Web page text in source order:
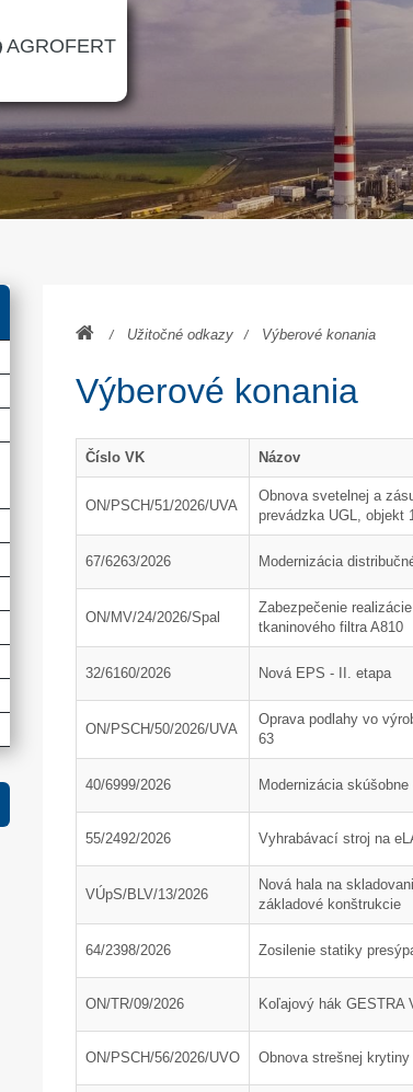
AGROFERT
13. Mar.
Užitočné odkazy Výberové konania
Výberové konania
Číslo VK Názov
ON/PSCH/51/2026/UVA
Obnova svetelnej a
prevádzka UGL, objekt
67/6263/2026 Modernizácia
ON/MV/24/2026/Spal
Zabezpečenie
tkaninového filtra A810
32/6160/2026 Nová EPS - II. etapa
ON/PSCH/50/2026/UVA
Oprava podlahy vo
63
40/6999/2026 Modernizácia
55/2492/2026 Vyhrabávací stroj na
VÚpS/BLV/13/2026
Nová hala na
základové konštrukcie
64/2398/2026 Zosilenie statiky
ON/TR/09/2026 Koľajový hák GESTRA
ON/PSCH/56/2026/UVO Obnova strešnej